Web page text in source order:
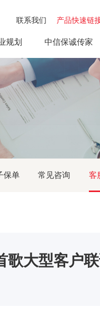
联系我们 产品快速链
规划 中信保诚传家
保单 常见咨询 客
大型客户